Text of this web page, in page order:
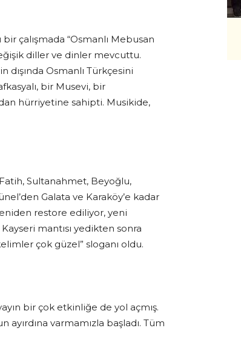
çalışmada “Osmanlı Mebusan
diller ve dinler mevcuttu.
Osmanlı Türkçesini
bir Musevi, bir
hürriyetine sahipti. Musikide,
Sultanahmet, Beyoğlu,
Galata ve Karaköy’e kadar
restore ediliyor, yeni
mantısı yedikten sonra
çok güzel” sloganı oldu.
bir çok etkinliğe de yol açmış.
varmamızla başladı. Tüm